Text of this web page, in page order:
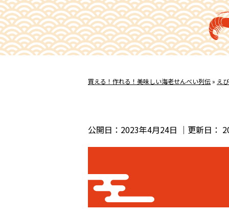
買える！作れる！美味しい海老せんべい列伝» え
公開日： 2023年4月24日 ｜更新日：